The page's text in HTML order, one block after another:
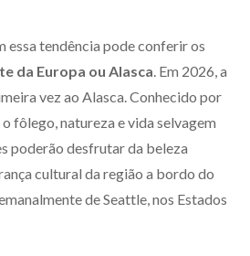
essa tendência pode conferir os
da Europa ou Alasca . Em 2026, a
vez ao Alasca. Conhecido por
fôlego, natureza e vida selvagem
poderão desfrutar da beleza
cultural da região a bordo do
de Seattle, nos Estados